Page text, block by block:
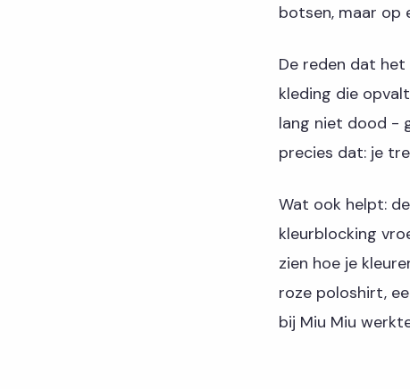
botsen, maar op
De reden dat
kleding die
lang niet dood -
precies dat: je
Wat ook helpt:
kleurblocking
zien hoe je
roze poloshirt,
bij Miu Miu